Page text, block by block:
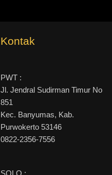
Kontak
PWT :
Jl. Jendral Sudirman Timur No
851
Kec. Banyumas, Kab.
Purwokerto 53146
0822-2356-7556
SOLO :